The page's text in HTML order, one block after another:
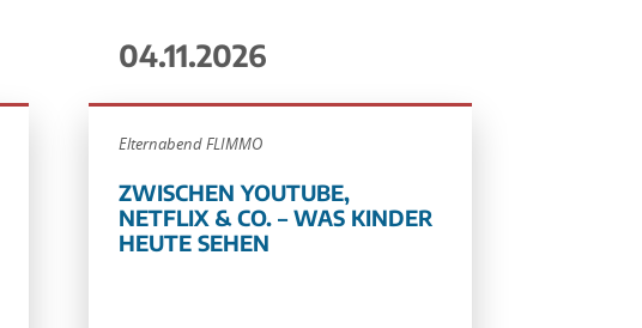
04.11.2026
Elternabend FLIMMO
ZWISCHEN YOUTUBE,
NETFLIX & CO. – WAS KINDER
HEUTE SEHEN